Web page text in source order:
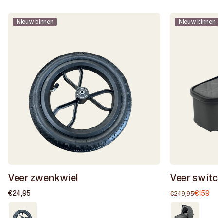
/
Nieuw binnen
Veer zwenkwiel
Normale
€24,95
Zeer
Nieuw binnen
Veer
€159
Normale
€249,95
Goed